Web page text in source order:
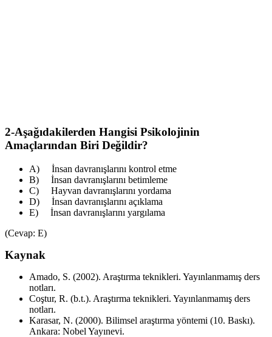
2-Aşağıdakilerden Hangisi Psikolojinin
Amaçlarından Biri Değildir?
A) İnsan davranışlarını kontrol etme
B) İnsan davranışlarını betimleme
C) Hayvan davranışlarını yordama
D) İnsan davranışlarını açıklama
E) İnsan davranışlarını yargılama
(Cevap: E)
Kaynak
Amado, S. (2002). Araştırma teknikleri. Yayınlanmamış ders
notları.
Coştur, R. (b.t.). Araştırma teknikleri. Yayınlanmamış ders
notları.
Karasar, N. (2000). Bilimsel araştırma yöntemi (10. Baskı).
Ankara: Nobel Yayınevi.